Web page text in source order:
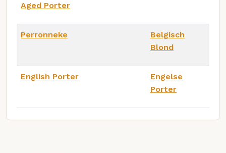
Aged Porter
Perronneke
Belgisch
Blond
English Porter
Engelse
Porter